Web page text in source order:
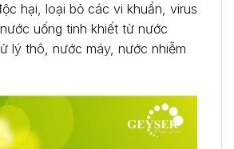
hại, loại bỏ các vi khuẩn, virus
uống tinh khiết từ nước
lý thô, nước máy, nước nhiễm